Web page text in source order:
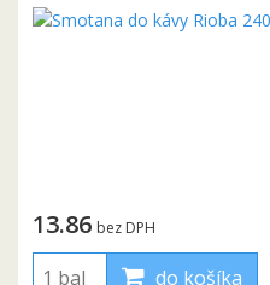
13.86 bez DPH
do košíka